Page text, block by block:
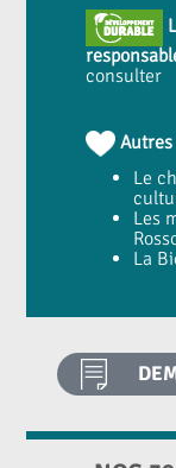
consulter
Autres
Le
Les
La